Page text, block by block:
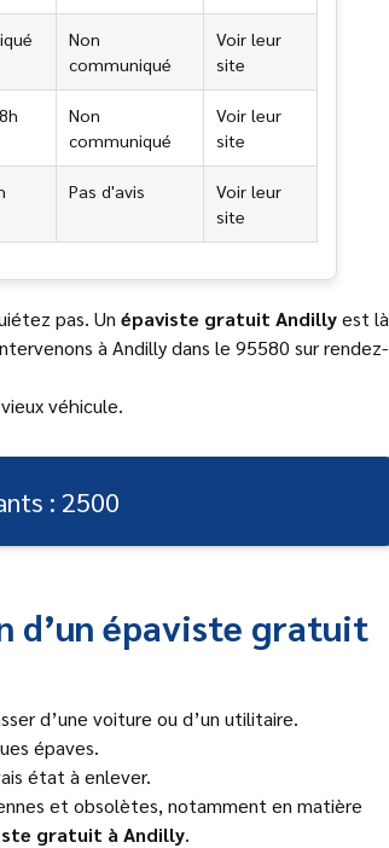
Non
communiqué
Voir leur
site
Non
communiqué
Voir leur
site
Pas d'avis
Voir leur
site
pas. Un épaviste gratuit Andillyest là
à Andilly dans le 95580 sur rendez-
véhicule.
: 2500
d’un épaviste gratuit
d’une voiture ou d’un utilitaire.
épaves.
état à enlever.
et obsolètes, notamment en matière
gratuit à Andilly.